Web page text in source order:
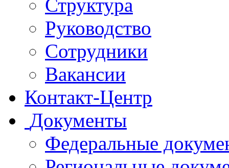
Структура
Руководство
Сотрудники
Вакансии
Контакт-Центр
Документы
Федеральные